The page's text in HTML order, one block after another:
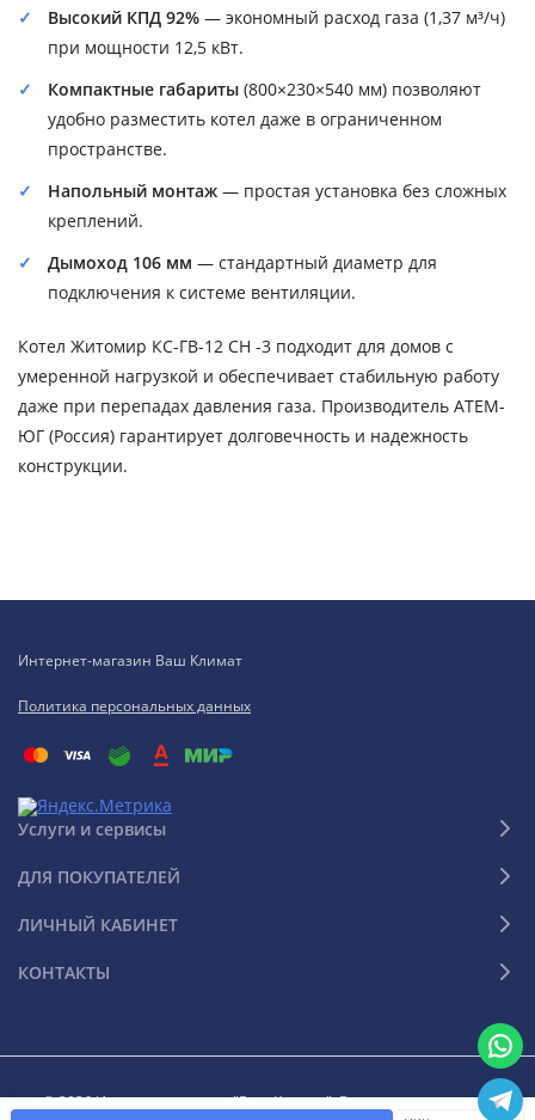
Высокий КПД 92% — экономный расход газа (1,37 м³/ч)
при мощности 12,5 кВт.
Компактные габариты (800×230×540 мм) позволяют
удобно разместить котел даже в ограниченном
пространстве.
Напольный монтаж — простая установка без сложных
креплений.
Дымоход 106 мм — стандартный диаметр для
подключения к системе вентиляции.
Котел Житомир КС-ГВ-12 СН -3 подходит для домов с
умеренной нагрузкой и обеспечивает стабильную работу
даже при перепадах давления газа. Производитель АТЕМ-
ЮГ (Россия) гарантирует долговечность и надежность
конструкции.
Интернет-магазин Ваш Климат
Политика персональных данных
Услуги и сервисы
ДЛЯ ПОКУПАТЕЛЕЙ
ЛИЧНЫЙ КАБИНЕТ
КОНТАКТЫ
© 2026 Интернет-магазин "Ваш Климат". Все права защищены